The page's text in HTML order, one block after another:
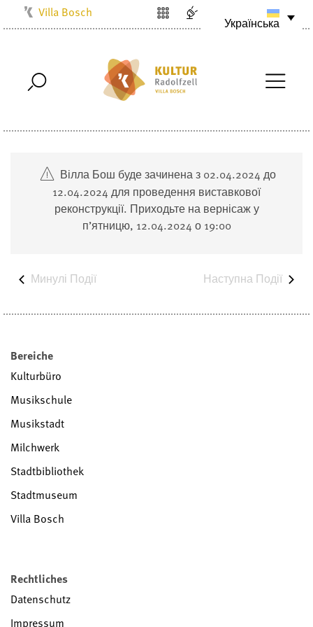
Musikschule
Stadtmuseum
Villa Bosch
Radolfzell1200
Українська
Вілла Бош буде зачинена з 02.04.2024 до
12.04.2024 для проведення виставкової
реконструкції. Приходьте на вернісаж у
п’ятницю, 12.04.2024 о 19:00
Минулі Події Наступна Події
Bereiche
Kulturbüro
Musikschule
Musikstadt
Milchwerk
Stadtbibliothek
Stadtmuseum
Villa Bosch
Rechtliches
Datenschutz
Impressum